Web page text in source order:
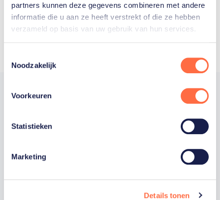
partners kunnen deze gegevens combineren met andere
informatie die u aan ze heeft verstrekt of die ze hebben
verzameld op basis van uw gebruik van hun services.
Noodzakelijk
Voorkeuren
Statistieken
Marketing
Details tonen
Trotse hoofdsponsor
Staatsloterij is trotse hoofdsponsor van
sportiefste land van de wereld maken.